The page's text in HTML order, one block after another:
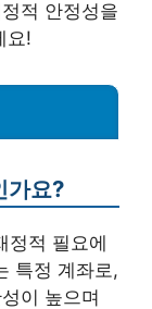
적 안정성을
요!
가요?
정적 필요에
특정 계좌로,
이 높으며